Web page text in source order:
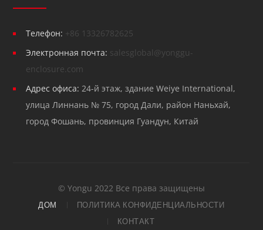
Телефон: +86 13326782625
Электронная почта: salesglobal@yonggu-
enclosure.com
Адрес офиса: 24-й этаж, здание Weiye International,
улица Линнань № 75, город Дали, район Наньхай,
город Фошань, провинция Гуандун, Китай
© Yongu 2022 Все права защищены
ДОМ
ПОЛИТИКА КОНФИДЕНЦИАЛЬНОСТИ
КОНТАКТ